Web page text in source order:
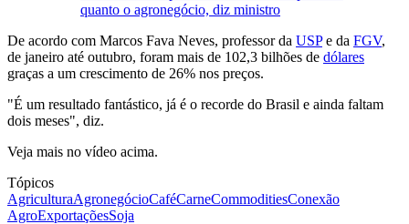
quanto o agronegócio, diz ministro
De acordo com Marcos Fava Neves, professor da USPe da FGV,
de janeiro até outubro, foram mais de 102,3 bilhões de dólares
graças a um crescimento de 26% nos preços.
"É um resultado fantástico, já é o recorde do Brasil e ainda faltam
dois meses", diz.
Veja mais no vídeo acima.
Tópicos
AgriculturaAgronegócioCaféCarneCommoditiesConexão
AgroExportaçõesSoja